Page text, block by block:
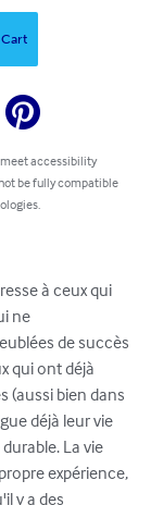
accessibility
be fully compatible
à ceux qui
ne
de succès
qui ont déjà
(aussi bien dans
déjà leur vie
La vie
expérience,
y a des